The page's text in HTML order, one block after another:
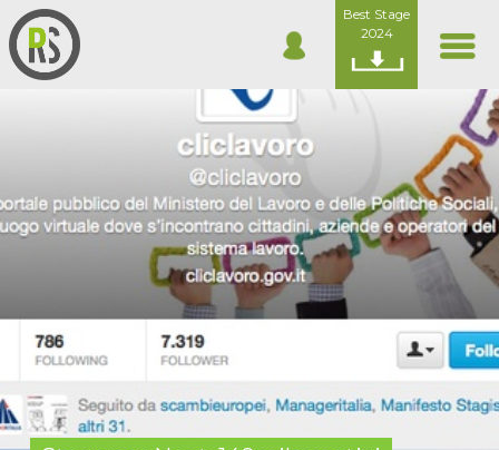
Best Stage
2024